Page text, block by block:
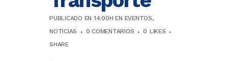
PUBLICADO EN 14:00H EN EVENTOS,
NOTICIAS
0 COMENTARIOS 0 LIKES
SHARE